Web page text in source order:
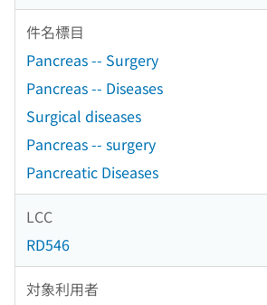
件名標目
Pancreas -- Surgery
Pancreas -- Diseases
Surgical diseases
Pancreas -- surgery
Pancreatic Diseases
LCC
RD546
対象利用者